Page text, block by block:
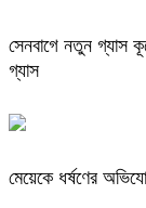
সেনবাগে নতুন গ্যাস
গ্যাস
মেয়েকে ধর্ষণের